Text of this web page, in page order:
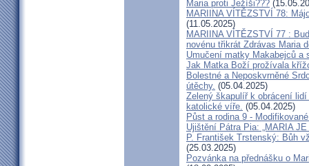
Maria proti Ježíši???
MARIINA VÍTĚZSTVÍ 78:
(11.05.2025)
MARIINA VÍTĚZSTVÍ 77 :
novénu třikrát Zdrávas Maria
Umučení matky Makabejců a
Jak Matka Boží prožívala
Bolestné a Neposkvrněné
útěchy. (05.04.2025)
Zelený škapulíř k obrácení
katolické víře. (05.04.2025)
Půst a rodina 9 -
Ujištění Pátra Pia: „MARIA
P. František Trstenský: Bůh
(25.03.2025)
Pozvánka na přednášku o